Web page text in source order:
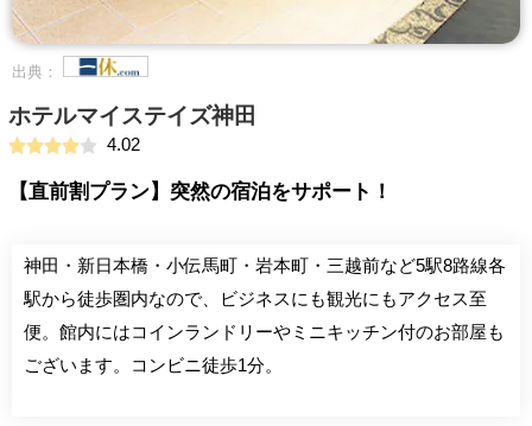
出典：
ホテルマイステイズ神田
4.02
【直前割プラン】突然の宿泊をサポート！
神田・新日本橋・小伝馬町・岩本町・三越前など5駅8路線各
駅から徒歩圏内なので、ビジネスにも観光にもアクセス至
便。館内にはコインランドリーやミニキッチン付のお部屋も
ございます。コンビニ徒歩1分。